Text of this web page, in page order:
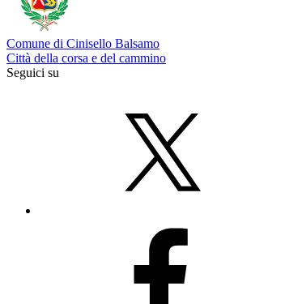
Comune di Cinisello Balsamo
Città della corsa e del cammino
Seguici su